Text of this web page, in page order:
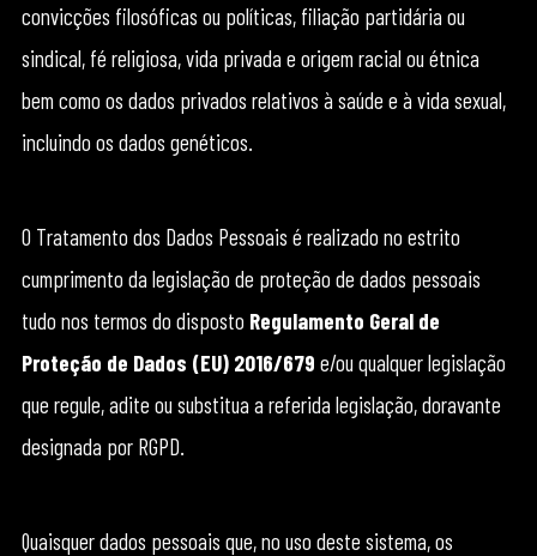
convicções filosóficas ou políticas, filiação partidária ou
sindical, fé religiosa, vida privada e origem racial ou étnica
bem como os dados privados relativos à saúde e à vida sexual,
incluindo os dados genéticos.
O Tratamento dos Dados Pessoais é realizado no estrito
cumprimento da legislação de proteção de dados pessoais
tudo nos termos do disposto Regulamento Geral de
Proteção de Dados (EU) 2016/679 e/ou qualquer legislação
que regule, adite ou substitua a referida legislação, doravante
designada por RGPD.
Quaisquer dados pessoais que, no uso deste sistema, os